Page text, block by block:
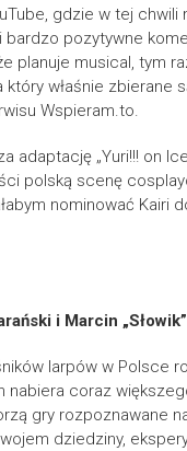
gdzie w tej chwili
bardzo pozytywne
planuje musical, tym
który właśnie zbierane
Wspieram.to.
adaptację „Yuri!!! on
polską scenę
nominować Kairi
i Marcin
larpów w Polsce
nabiera coraz
gry rozpoznawane
dziedziny,